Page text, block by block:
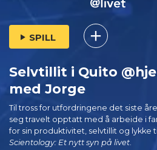
SPILL
Selvtillit i Quito
med Jorge
Til tross for utfordringene det siste
seg travelt opptatt med å arbeide i
for sin produktivitet, selvtillit og lykke
Scientology: Et nytt syn på livet